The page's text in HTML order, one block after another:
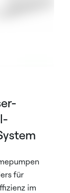
für
im